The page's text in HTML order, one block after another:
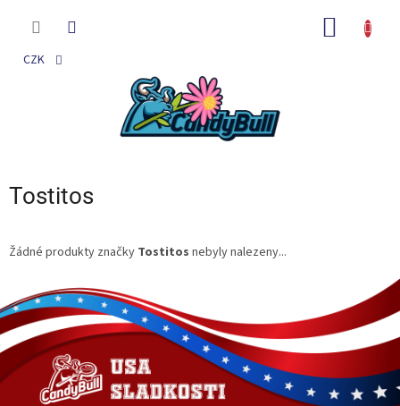
CZK
Tostitos
Žádné produkty značky Tostitos nebyly nalezeny...
á
p
a
í